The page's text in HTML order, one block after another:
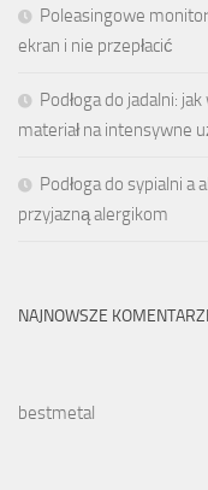
Poleasingowe
ekran i nie przepłacić
Podłoga do jadalni:
materiał na intensywne
Podłoga do sypialni
przyjazną alergikom
NAJNOWSZE
bestmetal